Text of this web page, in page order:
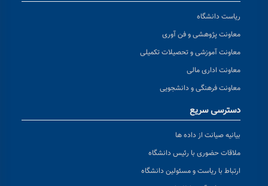
ریاست دانشگاه
معاونت پژوهشی و فن آوری
معاونت آموزشی و تحصیلات تکمیلی
معاونت اداری مالی
معاونت فرهنگی و دانشجویی
دسترسی سریع
بیانیه صیانت از داده ها
ملاقات حضوری با رئیس دانشگاه
ارتباط با ریاست و مسئولین دانشگاه